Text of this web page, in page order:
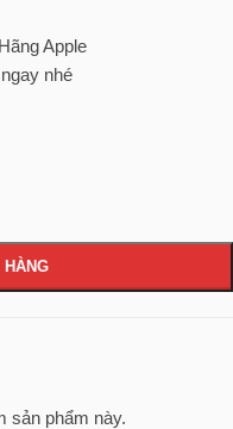
Apple
nhé
HÀNG
sản phẩm này.